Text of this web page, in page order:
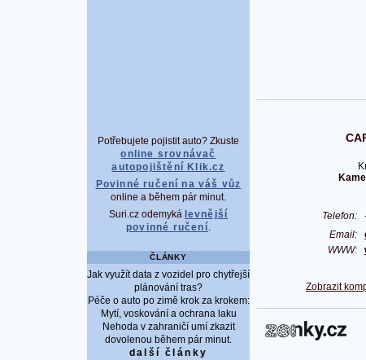
Potřebujete pojistit auto? Zkuste
online srovnávač
autopojištění Klik.cz
Povinné ručení na váš vůz
online a během pár minut.
Suri.cz odemyká levnější
povinné ručení.
ČLÁNKY
Jak využít data z vozidel pro chytřejší
plánování tras?
Péče o auto po zimě krok za krokem:
Mytí, voskování a ochrana laku
Nehoda v zahraničí umí zkazit
dovolenou během pár minut.
další články
Telefon:
Email:
WWW:
Zobrazit